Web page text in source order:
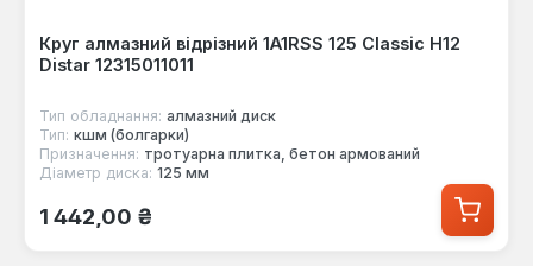
Круг алмазний відрізний 1A1RSS 125 Classic H12
Distar 12315011011
Тип обладнання: алмазний диск
Тип: кшм (болгарки)
Призначення: тротуарна плитка, бетон армований
Діаметр диска: 125 мм
Звичайна ціна:
1 442,00 ₴